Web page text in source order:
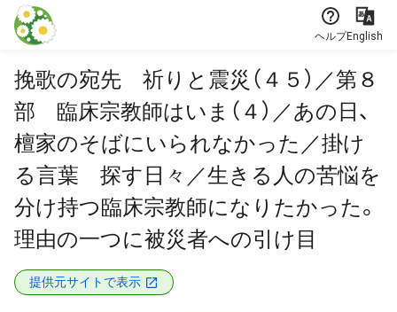
本文に飛ぶ
ヘルプEnglish
挽歌の宛先 祈りと震災（４５）／第８
部 臨床宗教師はいま（４）／あの日、
檀家のそばにいられなかった／掛け
る言葉 探す日々／生きる人の苦悩を
分け持つ臨床宗教師になりたかった。
理由の一つに被災者への引け目
提供元サイトで表示